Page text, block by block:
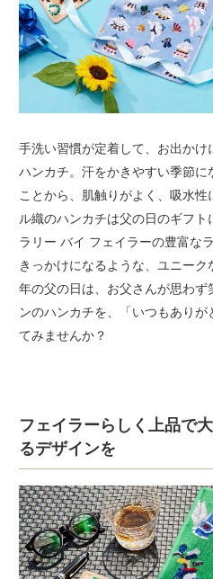
手洗い習慣が定着して、お出か
ハンカチ。汗をかきやすい季節
ことから、肌触りがよく、吸水
ル織のハンカチは父の日のギフ
ラリー バイ フェイラーの豊富な
きっかけになるような、ユニー
年の父の日は、お父さんが思わ
ンのハンカチを、「いつもあり
てみませんか？
フェイラーらしく上品で
るデザインを